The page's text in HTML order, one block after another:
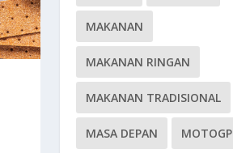
MAKANAN
MAKANAN RINGAN
MAKANAN TRADISIONAL
MASA DEPAN MOTOGP